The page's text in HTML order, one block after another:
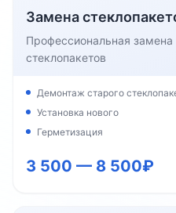
Замена
Профессиональная замена
стеклопакетов
Демонтаж старого
Установка нового
Герметизация
3 500 — 8 500₽